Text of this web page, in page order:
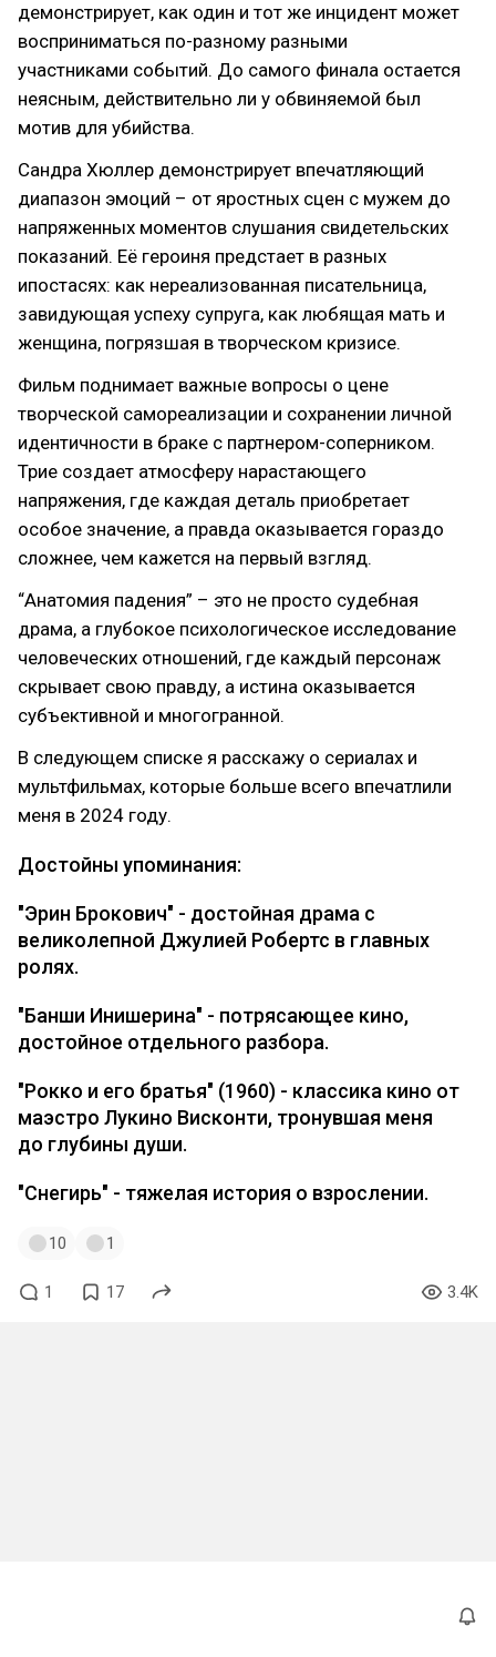
демонстрирует, как один и тот же инцидент может
восприниматься по-разному разными
участниками событий. До самого финала остается
неясным, действительно ли у обвиняемой был
мотив для убийства.
Сандра Хюллер демонстрирует впечатляющий
диапазон эмоций – от яростных сцен с мужем до
напряженных моментов слушания свидетельских
показаний. Её героиня предстает в разных
ипостасях: как нереализованная писательница,
завидующая успеху супруга, как любящая мать и
женщина, погрязшая в творческом кризисе.
Фильм поднимает важные вопросы о цене
творческой самореализации и сохранении личной
идентичности в браке с партнером-соперником.
Трие создает атмосферу нарастающего
напряжения, где каждая деталь приобретает
особое значение, а правда оказывается гораздо
сложнее, чем кажется на первый взгляд.
“Анатомия падения” – это не просто судебная
драма, а глубокое психологическое исследование
человеческих отношений, где каждый персонаж
скрывает свою правду, а истина оказывается
субъективной и многогранной.
В следующем списке я расскажу о сериалах и
мультфильмах, которые больше всего впечатлили
меня в 2024 году.
Достойны упоминания:
"Эрин Брокович" - достойная драма с
великолепной Джулией Робертс в главных
ролях.
"Банши Инишерина" - потрясающее кино,
достойное отдельного разбора.
"Рокко и его братья" (1960) - классика кино от
маэстро Лукино Висконти, тронувшая меня
до глубины души.
"Снегирь" - тяжелая история о взрослении.
10 1
1 17 3.4K